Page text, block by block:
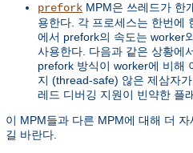
prefork MPM은 쓰레드가 한
용한다. 각 프로세스는 한번에
에서 prefork의 속도는 worker
사용한다. 다음과 같은 상황에
prefork 방식이 worker에 비해
지 (thread-safe) 않은 제삼자
레드 디버깅 지원이 빈약한 플
이 MPM들과 다른 MPM에 대해 더
길 바란다.